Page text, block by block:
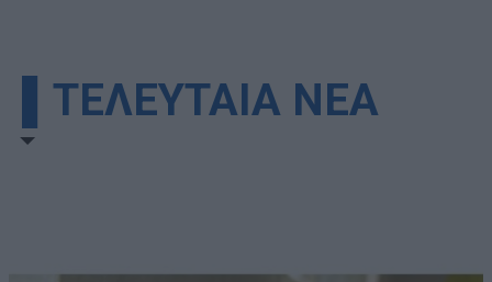
▌ΤΕΛΕΥΤΑΙΑ ΝΕΑ